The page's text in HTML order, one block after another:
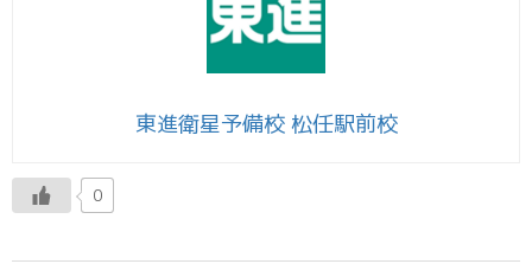
東進衛星予備校 松任駅前校
0